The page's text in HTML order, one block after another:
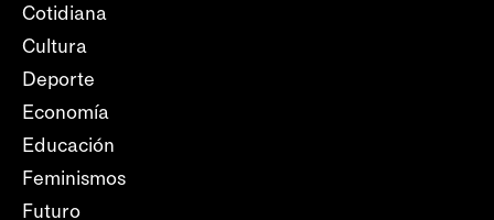
Cotidiana
Cultura
Deporte
Economía
Educación
Feminismos
Futuro